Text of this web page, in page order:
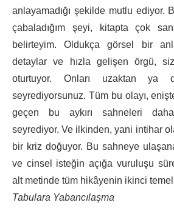
anlayamadığı şekilde mutlu ediyor.
çabaladığım şeyi, kitapta çok
belirteyim. Oldukça görsel bir
detaylar ve hızla gelişen örgü,
oturtuyor. Onları uzaktan ya
seyrediyorsunuz. Tüm bu olayı,
geçen bu aykırı sahneleri
seyrediyor. Ve ilkinden, yani intihar
bir kriz doğuyor. Bu sahneye
ve cinsel isteğin açığa vuruluşu
alt metinde tüm hikâyenin ikinci
Tabulara Yabancılaşma